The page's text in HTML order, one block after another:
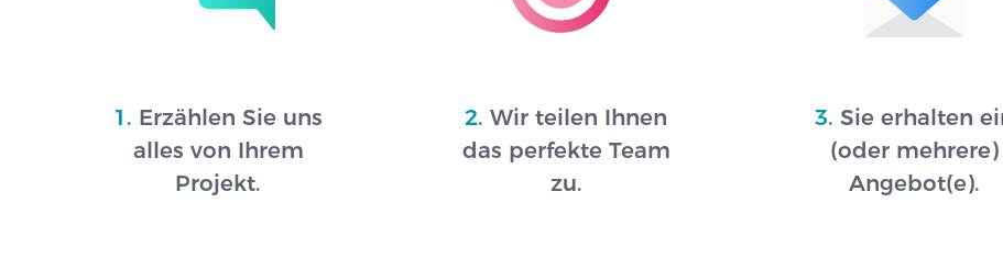
1. Erzählen Sie uns
alles von Ihrem
Projekt.
2. Wir teilen Ihnen
das perfekte Team
zu.
3. Sie erhalten
(oder mehrere)
Angebot(e).